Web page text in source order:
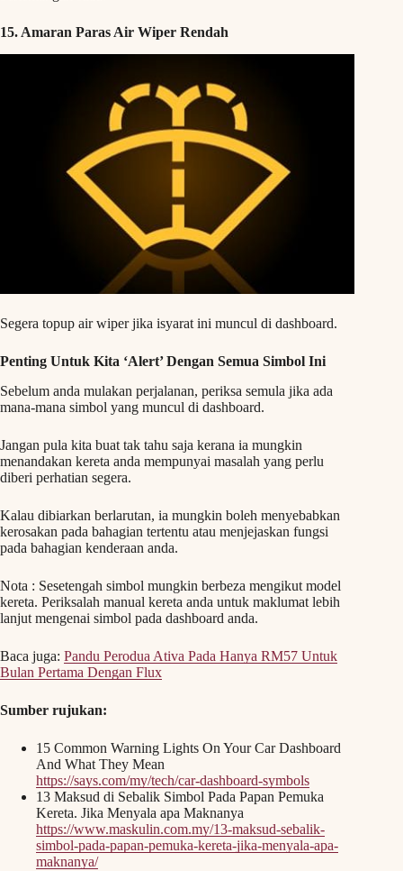
15. Amaran Paras Air Wiper Rendah
Segera topup air wiper jika isyarat ini muncul di dashboard.
Penting Untuk Kita ‘Alert’ Dengan Semua Simbol Ini
Sebelum anda mulakan perjalanan, periksa semula jika ada
mana-mana simbol yang muncul di dashboard.
Jangan pula kita buat tak tahu saja kerana ia mungkin
menandakan kereta anda mempunyai masalah yang perlu
diberi perhatian segera.
Kalau dibiarkan berlarutan, ia mungkin boleh menyebabkan
kerosakan pada bahagian tertentu atau menjejaskan fungsi
pada bahagian kenderaan anda.
Nota : Sesetengah simbol mungkin berbeza mengikut model
kereta. Periksalah manual kereta anda untuk maklumat lebih
lanjut mengenai simbol pada dashboard anda.
Baca juga: Pandu Perodua Ativa Pada Hanya RM57 Untuk
Bulan Pertama Dengan Flux
Sumber rujukan:
15 Common Warning Lights On Your Car Dashboard
And What They Mean
https://says.com/my/tech/car-dashboard-symbols
13 Maksud di Sebalik Simbol Pada Papan Pemuka
Kereta. Jika Menyala apa Maknanya
https://www.maskulin.com.my/13-maksud-sebalik-
simbol-pada-papan-pemuka-kereta-jika-menyala-apa-
maknanya/